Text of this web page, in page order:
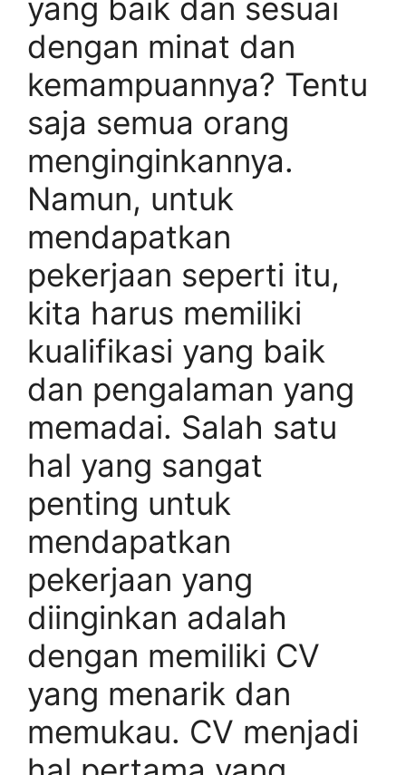
yang baik dan sesuai
dengan minat dan
kemampuannya? Tentu
saja semua orang
menginginkannya.
Namun, untuk
mendapatkan
pekerjaan seperti itu,
kita harus memiliki
kualifikasi yang baik
dan pengalaman yang
memadai. Salah satu
hal yang sangat
penting untuk
mendapatkan
pekerjaan yang
diinginkan adalah
dengan memiliki CV
yang menarik dan
memukau. CV menjadi